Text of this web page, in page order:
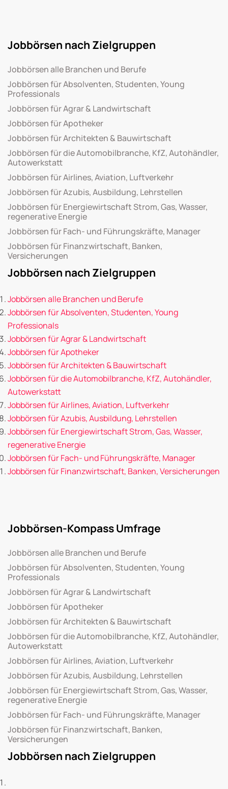
Jobbörsen nach Zielgruppen
Jobbörsen alle Branchen und Berufe
Jobbörsen für Absolventen, Studenten, Young
Professionals
Jobbörsen für Agrar & Landwirtschaft
Jobbörsen für Apotheker
Jobbörsen für Architekten & Bauwirtschaft
Jobbörsen für die Automobilbranche, KfZ, Autohändler,
Autowerkstatt
Jobbörsen für Airlines, Aviation, Luftverkehr
Jobbörsen für Azubis, Ausbildung, Lehrstellen
Jobbörsen für Energiewirtschaft Strom, Gas, Wasser,
regenerative Energie
Jobbörsen für Fach- und Führungskräfte, Manager
Jobbörsen für Finanzwirtschaft, Banken,
Versicherungen
Jobbörsen nach Zielgruppen
Jobbörsen alle Branchen und Berufe
Jobbörsen für Absolventen, Studenten, Young
Professionals
Jobbörsen für Agrar & Landwirtschaft
Jobbörsen für Apotheker
Jobbörsen für Architekten & Bauwirtschaft
Jobbörsen für die Automobilbranche, KfZ, Autohändler,
Autowerkstatt
Jobbörsen für Airlines, Aviation, Luftverkehr
Jobbörsen für Azubis, Ausbildung, Lehrstellen
Jobbörsen für Energiewirtschaft Strom, Gas, Wasser,
regenerative Energie
Jobbörsen für Fach- und Führungskräfte, Manager
Jobbörsen für Finanzwirtschaft, Banken, Versicherungen
Jobbörsen-Kompass Umfrage
Jobbörsen alle Branchen und Berufe
Jobbörsen für Absolventen, Studenten, Young
Professionals
Jobbörsen für Agrar & Landwirtschaft
Jobbörsen für Apotheker
Jobbörsen für Architekten & Bauwirtschaft
Jobbörsen für die Automobilbranche, KfZ, Autohändler,
Autowerkstatt
Jobbörsen für Airlines, Aviation, Luftverkehr
Jobbörsen für Azubis, Ausbildung, Lehrstellen
Jobbörsen für Energiewirtschaft Strom, Gas, Wasser,
regenerative Energie
Jobbörsen für Fach- und Führungskräfte, Manager
Jobbörsen für Finanzwirtschaft, Banken,
Versicherungen
Jobbörsen nach Zielgruppen